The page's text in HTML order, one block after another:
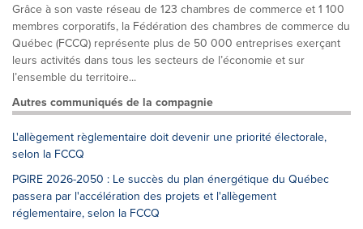
Grâce à son vaste réseau de 123 chambres de commerce et 1 100
membres corporatifs, la Fédération des chambres de commerce du
Québec (FCCQ) représente plus de 50 000 entreprises exerçant
leurs activités dans tous les secteurs de l’économie et sur
l’ensemble du territoire...
Autres communiqués de la compagnie
L'allègement règlementaire doit devenir une priorité électorale,
selon la FCCQ
PGIRE 2026-2050 : Le succès du plan énergétique du Québec
passera par l'accélération des projets et l'allègement
réglementaire, selon la FCCQ